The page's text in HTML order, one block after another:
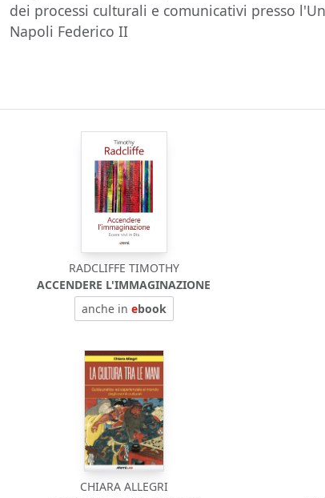
dei processi culturali e comunicativi presso
Napoli Federico II
RADCLIFFE TIMOTHY
ACCENDERE L'IMMAGINAZIONE
anche in ebook
CHIARA ALLEGRI